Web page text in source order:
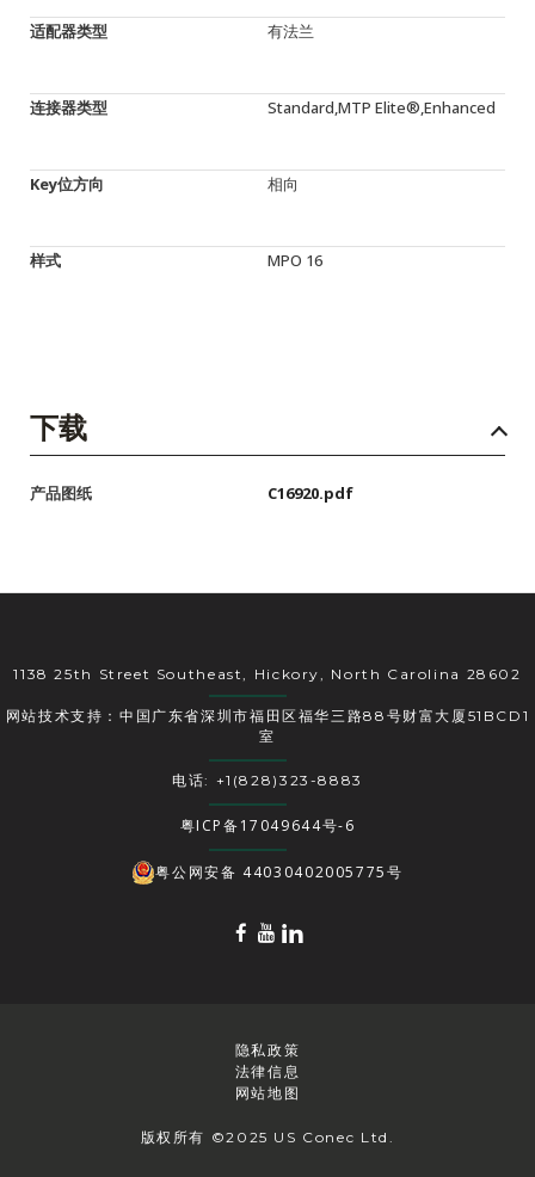
适配器类型 有法兰
连接器类型 Standard,MTP Elite®,Enhanced
Key位方向 相向
样式 MPO 16
下载
产品图纸 C16920.pdf
1138 25th Street Southeast, Hickory, North Carolina 28602
网站技术支持：中国广东省深圳市福田区福华三路88号财富大厦51BCD1
室
电话: +1(828)323-8883
粤ICP备17049644号-6
粤公网安备 44030402005775号
版权所有 ©2025 US Conec Ltd.
隐私政策
法律信息
网站地图